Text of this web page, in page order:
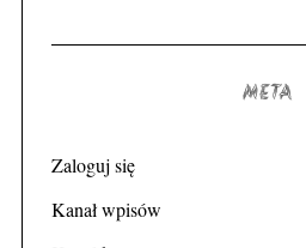
META
Zaloguj się
Kanał wpisów